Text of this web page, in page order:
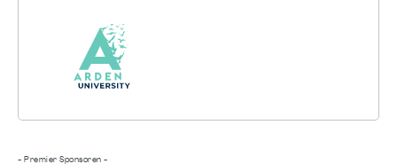
- Premier Sponsoren -